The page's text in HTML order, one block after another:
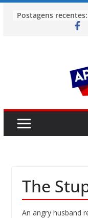
para
Postagens recentes:
The
An angry husband